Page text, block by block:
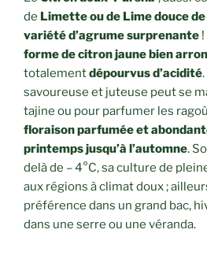
de Limette ou de Lime douce
variété d’agrume surprenante
forme de citron jaune bien
totalementdépourvus d’acidité
savoureuse et juteuse peut se
tajine ou pour parfumer les
floraison parfumée et
printemps jusqu’à l’automne.
delà de – 4°C, sa culture de
aux régions à climat doux ;
préférence dans un grand bac,
dans une serre ou une véranda.